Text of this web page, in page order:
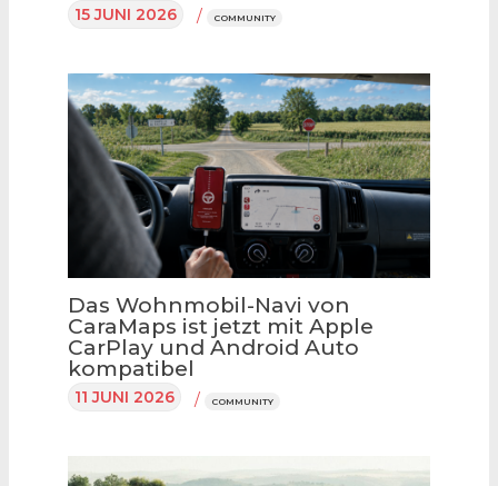
15 JUNI 2026 / COMMUNITY
Das Wohnmobil-Navi von
CaraMaps ist jetzt mit Apple
CarPlay und Android Auto
kompatibel
11 JUNI 2026 / COMMUNITY